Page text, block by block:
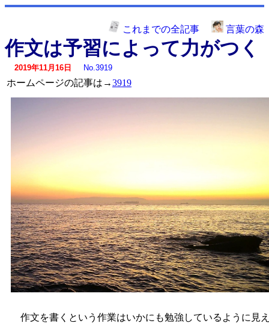
これまでの全記事 言葉の森
作文は予習によって力がつく
2019年11月16日 No.3919
ホームページの記事は→3919
作文を書くという作業はいかにも勉強しているように見